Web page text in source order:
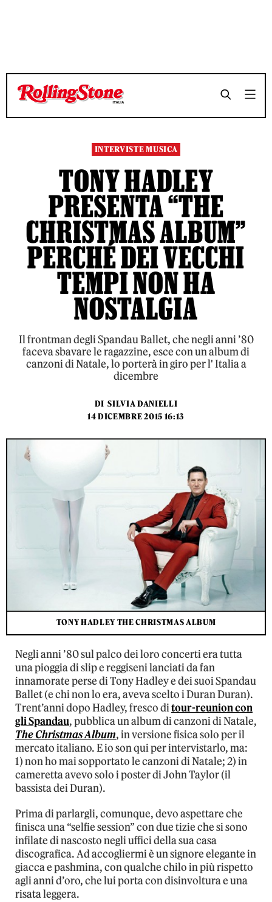
TEMPO DI LETTURA 6 MINUTI SHARE
TEMPO DI LETTURA 6 MINUTI SHARE
INTERVISTE MUSICA
TONY HADLEY
PRESENTA “THE
CHRISTMAS ALBUM”
PERCHÉ DEI VECCHI
TEMPI NON HA
NOSTALGIA
Il frontman degli Spandau Ballet, che negli anni ’80
faceva sbavare le ragazzine, esce con un album di
canzoni di Natale, lo porterà in giro per l' Italia a
dicembre
DI SILVIA DANIELLI
14 DICEMBRE 2015 16:13
TONY HADLEY THE CHRISTMAS ALBUM
Negli anni ’80 sul palco dei loro concerti era tutta
una pioggia di slip e reggiseni lanciati da fan
innamorate perse di Tony Hadley e dei suoi Spandau
Ballet (e chi non lo era, aveva scelto i Duran Duran).
Trent’anni dopo Hadley, fresco ditour-reunion con
gli Spandau, pubblica un album di canzoni di Natale,
The Christmas Album, in versione fisica solo per il
mercato italiano. E io son qui per intervistarlo, ma:
1) non ho mai sopportato le canzoni di Natale; 2) in
cameretta avevo solo i poster di John Taylor (il
bassista dei Duran).
Prima di parlargli, comunque, devo aspettare che
finisca una “selfie session” con due tizie che si sono
infilate di nascosto negli uffici della sua casa
discografica. Ad accogliermi è un signore elegante in
giacca e pashmina, con qualche chilo in più rispetto
agli anni d’oro, che lui porta con disinvoltura e una
risata leggera.